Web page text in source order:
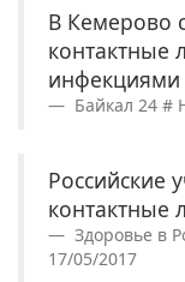
В Кемерово
контактные
инфекциями
Байкал 24 #
Российские
контактные
Здоровье в
17/05/2017